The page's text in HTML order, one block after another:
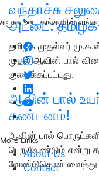
சமூக ஊடகங்களில்
More Links
About Us
Contact
வந்தாச்சு
அட்டை: தமிழக
தமிழக முதல்வர்
முதல் ஆவின் பால்
குறைக்கப்பட்டது.
ஆவின் பால்
கண்டனம்!
ஆவின் பால்
பெற வேண்டும் என்று
வேண்டுகொள் வைத்து